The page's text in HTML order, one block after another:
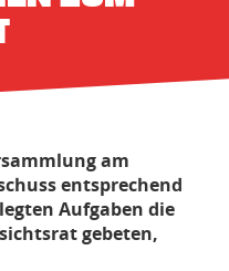
am
entsprechend
Aufgaben die
gebeten,